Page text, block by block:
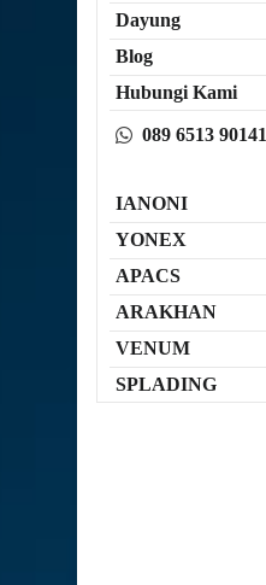
Dayung
Blog
Hubungi Kami
089 6513 90141
IANONI
YONEX
APACS
ARAKHAN
VENUM
SPLADING